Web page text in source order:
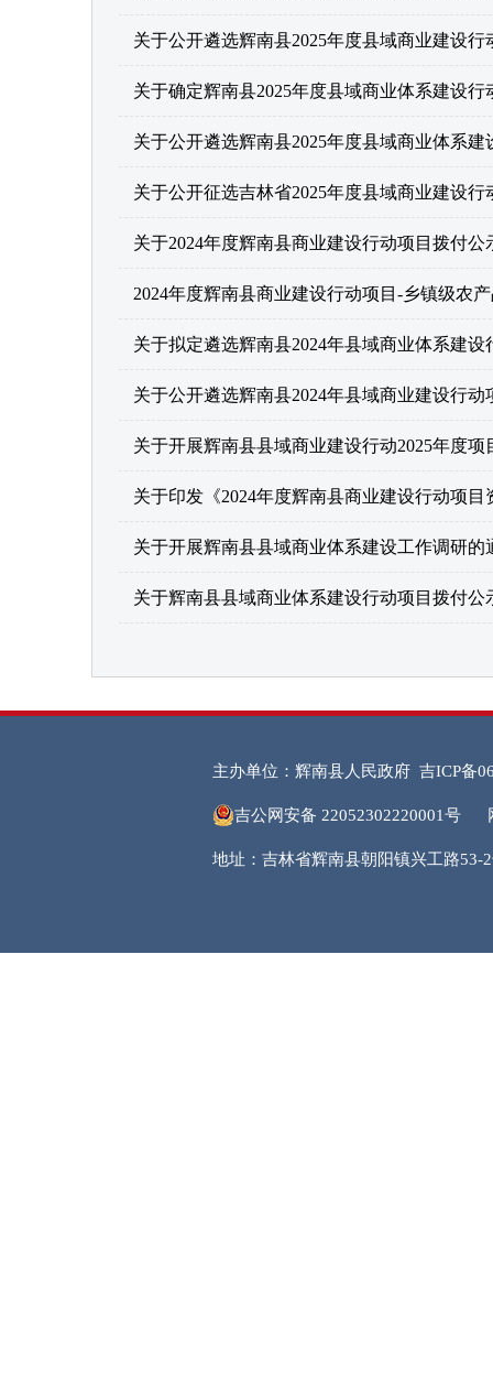
关于公开遴选辉南县2025年度县域商业建设
关于确定辉南县2025年度县域商业体系建设
关于公开遴选辉南县2025年度县域商业体系
关于2024年度辉南县商业建设行动项目拨付公
2024年度辉南县商业建设行动项目-乡镇级农
关于拟定遴选辉南县2024年县域商业体系建
关于公开遴选辉南县2024年县域商业建设行
关于开展辉南县县域商业建设行动2025年度
关于印发《2024年度辉南县商业建设行动项
关于开展辉南县县域商业体系建设工作调研的
关于辉南县县域商业体系建设行动项目拨付公
主办单位：辉南县人民政府 吉ICP备
吉公网安备 22052302220001号
地址：吉林省辉南县朝阳镇兴工路53-